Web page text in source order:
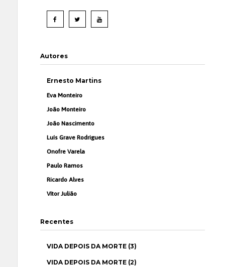
Autores
Ernesto Martins
Eva Monteiro
João Monteiro
João Nascimento
Luís Grave Rodrigues
Onofre Varela
Paulo Ramos
Ricardo Alves
Vítor Julião
Recentes
VIDA DEPOIS DA MORTE (3)
VIDA DEPOIS DA MORTE (2)